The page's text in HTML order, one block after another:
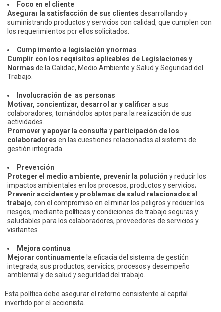
Foco en el cliente
Asegurar la satisfacción de sus clientes desarrollando y
suministrando productos y servicios con calidad, que cumplen con
los requerimientos por ellos solicitados.
Cumplimento a legislación y normas
Cumplir con los requisitos aplicables de Legislaciones y
Normas de la Calidad, Medio Ambiente y Salud y Seguridad del
Trabajo.
Involucración de las personas
Motivar, concientizar, desarrollar y calificar a sus
colaboradores, tornándolos aptos para la realización de sus
actividades.
Promover y apoyar la consulta y participación de los
colaboradores en las cuestiones relacionadas al sistema de
gestión integrada.
Prevención
Proteger el medio ambiente, prevenir la polución y reducir los
impactos ambientales en los procesos, productos y servicios;
Prevenir accidentes y problemas de salud relacionados al
trabajo, con el compromiso en eliminar los peligros y reducir los
riesgos, mediante políticas y condiciones de trabajo seguras y
saludables para los colaboradores, proveedores de servicios y
visitantes.
Mejora continua
Mejorar continuamente la eficacia del sistema de gestión
integrada, sus productos, servicios, procesos y desempeño
ambiental y de salud y seguridad del trabajo.
Esta política debe asegurar el retorno consistente al capital
invertido por el accionista.